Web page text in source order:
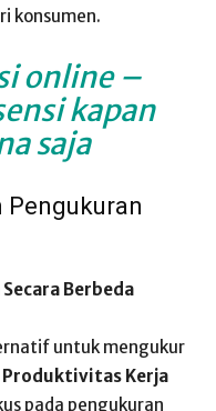
konsumen.
online–
kapan
saja
Pengukuran
Berbeda
untuk mengukur
Kerja
pada pengukuran